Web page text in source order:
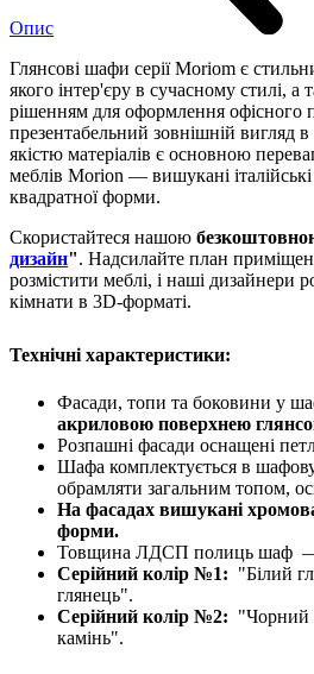
Опис
Глянсові шафи серії Moriom є
якого інтер'єру в сучасному стилі, а
рішенням для оформлення
презентабельний зовнішній вигляд
якістю матеріалів є основною
меблів Morion — вишукані
квадратної форми.
Скористайтеся нашою
дизайн". Надсилайте план
розмістити меблі, і наші дизайнери
кімнати в 3D-форматі.
Технічні характеристики:
Фасади, топи та боковини у
акриловою поверхнею
Розпашні фасади оснащені
Шафа комплектується в
обрамляти загальним топом,
На фасадах вишукані
форми.
Товщина ЛДСП полиць шаф
Серійний колір №1: "Білий
глянець".
Серійний колір №2: "Чорний
камінь".